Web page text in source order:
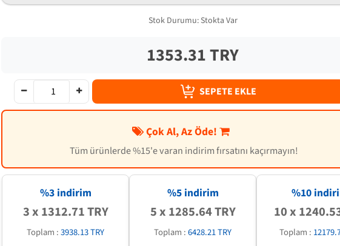
Stok Durumu: Stokta Var
1353.31 TRY
SEPETE EKLE
Çok Al, Az Öde!
Tüm ürünlerde %15'e varan indirim fırsatını kaçırmayın!
%3 indirim
3 x 1312.71 TRY
Toplam :3938.13 TRY
%5 indirim
5 x 1285.64 TRY
Toplam :6428.21 TRY
%10
10 x
Toplam :